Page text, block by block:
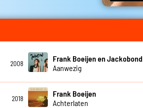
2008
Frank Boeijen en Jackobond
Aanwezig
2018
Frank Boeijen
Achterlaten